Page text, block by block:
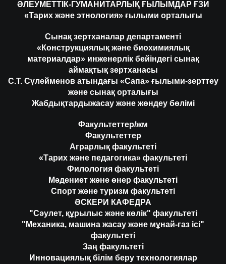
ӘЛЕУМЕТТІК-ГУМАНИТАРЛЫҚ ҒЫЛЫМДАР ҒЗИ
«Тарих және этнология» ғылыми орталығы
Сынақ зертханалар департаменті
«Конструкциялық және биохимиялық
материалдар» инженерлік бейіндегі сынақ
аймақтық зертханасы
С.Т. Сүлейменов атындағы «Сапа» ғылыми-зерттеу
және сынақ орталығы
Жабдықтардыжасау және жөндеу бөлімі
Факультеттер/жм
Факультеттер
Аграрлық факультеті
«Тарих және педагогика» факультеті
Филология факультеті
Мәдениет және өнер факультеті
Спорт және туризм факультеті
ӘСКЕРИ КАФЕДРА
"Сәулет, құрылыс және көлік" факультеті
"Механика, машина жасау және мұнай-газ ісі"
факультеті
Заң факультеті
Инновациялық білім беру технологиялар